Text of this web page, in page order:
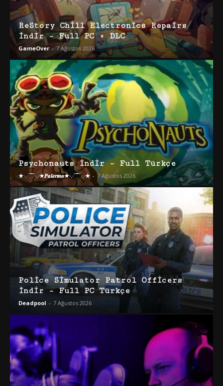
ReStory Chill Electronics Repairs
İndir – Full PC + DLC
GameOver - 7 Ağustos 2026
Psychonauts İndir – Full Türkçe
★·.·´¯`·.·★𝑷𝒂𝒍𝒆𝒓𝒎𝒐★·.·´¯`·.·★ - 7 Ağustos 2026
Police Simulator Patrol Officers
İndir – Full PC Türkçe
Deadpool - 7 Ağustos 2026